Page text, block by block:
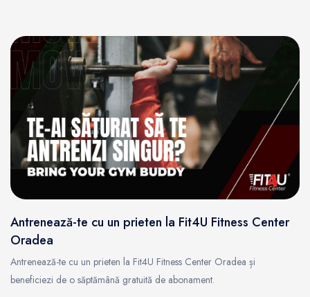
Antrenează-te cu un prieten la Fit4U Fitness Center
Oradea
Antrenează-te cu un prieten la Fit4U Fitness Center Oradea și
beneficiezi de o săptămână gratuită de abonament.